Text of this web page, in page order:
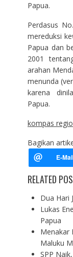
Papua.
Perdasus
mereduksi
Papua dan
2001
arahan
menunda
karena
Papua.
kompas
Bagikan
RELATED
Dua Hari
Lukas
Papua
Menakar
Maluku
SPP